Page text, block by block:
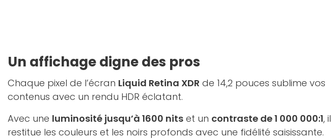
Un affichage digne des pros
Chaque pixel de l’écran Liquid Retina XDR de 14,2 pouces sublime vos
contenus avec un rendu HDR éclatant.
Avec une luminosité jusqu’à 1600 nits et un contraste de 1 000 000:1, il
restitue les couleurs et les noirs profonds avec une fidélité saisissante.